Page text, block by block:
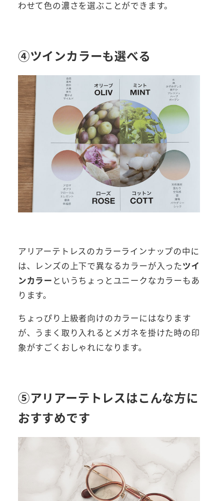
わせて色の濃さを選ぶことができます。
④ツインカラーも選べる
アリアーテトレスのカラーラインナップの中に
は、レンズの上下で異なるカラーが入ったツイ
ンカラー というちょっとユニークなカラーもあ
ります。
ちょっぴり上級者向けのカラーにはなります
が、うまく取り入れるとメガネを掛けた時の印
象がすごくおしゃれになります。
⑤アリアーテトレスはこんな方に
おすすめです